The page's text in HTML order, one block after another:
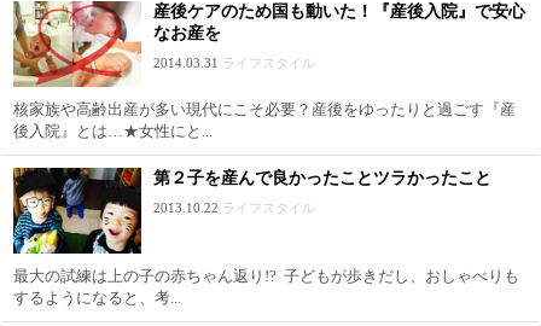
産後ケアのため国も動いた！『産後入院』で安心
なお産を
2014.03.31 ライフスタイル
核家族や高齢出産が多い現代にこそ必要？産後をゆったりと過ごす『産
後入院』とは…★女性にと...
第２子を産んで良かったことツラかったこと
2013.10.22 ライフスタイル
最大の試練は上の子の赤ちゃん返り!? 子どもが歩きだし、おしゃべりも
するようになると、考...